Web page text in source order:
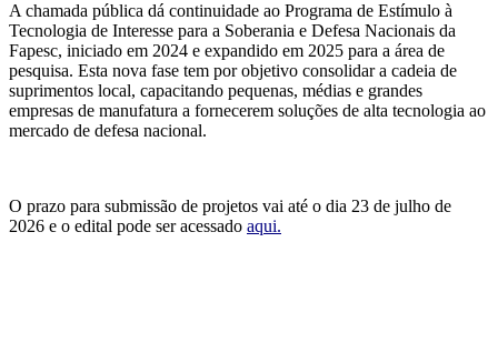
A chamada pública dá continuidade ao Programa de Estímulo à
Tecnologia de Interesse para a Soberania e Defesa Nacionais da
Fapesc, iniciado em 2024 e expandido em 2025 para a área de
pesquisa. Esta nova fase tem por objetivo consolidar a cadeia de
suprimentos local, capacitando pequenas, médias e grandes
empresas de manufatura a fornecerem soluções de alta tecnologia ao
mercado de defesa nacional.
O prazo para submissão de projetos vai até o dia 23 de julho de
2026 e o edital pode ser acessado aqui.